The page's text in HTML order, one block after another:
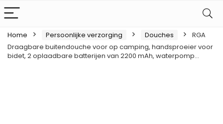
Home Persoonlijke verzorging Douches
RGA
Draagbare buitendouche voor op camping, handsproeier voor
bidet, 2 oplaadbare batterijen van 2200 mAh, waterpomp…